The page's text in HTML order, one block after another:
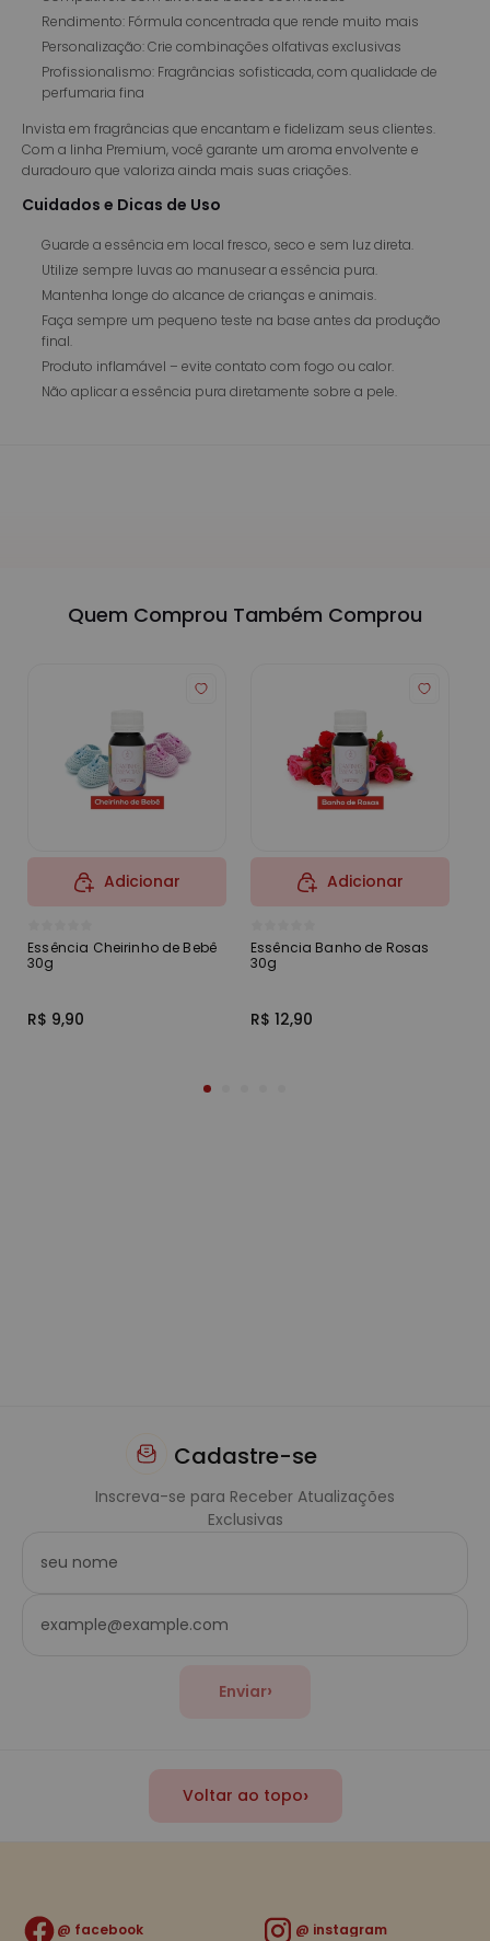
Rendimento: Fórmula concentrada que rende muito mais
Personalização: Crie combinações olfativas exclusivas
Profissionalismo: Fragrâncias sofisticada, com qualidade de
perfumaria fina
Invista em fragrâncias que encantam e fidelizam seus clientes.
Com a linha Premium, você garante um aroma envolvente e
duradouro que valoriza ainda mais suas criações.
Cuidados e Dicas de Uso
Guarde a essência em local fresco, seco e sem luz direta.
Utilize sempre luvas ao manusear a essência pura.
Mantenha longe do alcance de crianças e animais.
Faça sempre um pequeno teste na base antes da produção
final.
Produto inflamável – evite contato com fogo ou calor.
Não aplicar a essência pura diretamente sobre a pele.
Quem Comprou Também Comprou
Essência Cheirinho de Bebê
30g
R$ 9,90
Adicionar
Essência Banho de Rosas
30g
R$ 12,90
Adicionar
Cadastre-se
Inscreva-se para Receber Atualizações
Exclusivas
Enviar›
Voltar ao topo›
facebook instagram